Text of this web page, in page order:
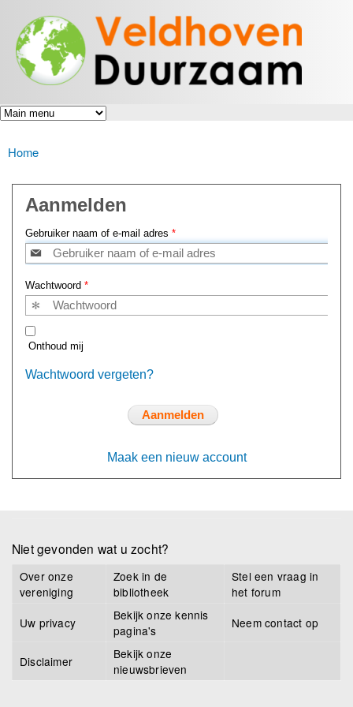
en naar
de inhoud
gaan
Veldhoven
Duurzaam
Energiek
naar de
toekomst
U bent hier
Home
Aanmelden
Gebruiker naam of e-mail adres *
Wachtwoord *
Onthoud mij
Wachtwoord vergeten?
Maak een nieuw account
Niet gevonden wat u zocht?
Over onze
vereniging
Zoek in de
bibliotheek
Stel een vraag in
het forum
Uw privacy
Bekijk onze kennis
pagina's
Neem contact op
Disclaimer
Bekijk onze
nieuwsbrieven